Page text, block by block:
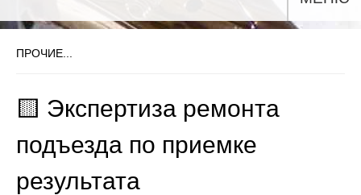
ПРОЧИЕ...
🟨 Экспертиза ремонта
подъезда по приемке
результата